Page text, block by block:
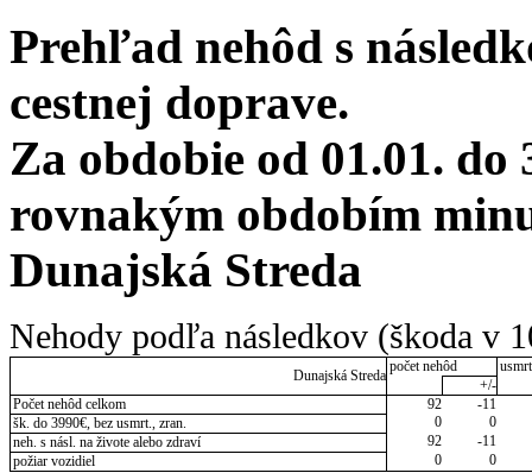
Prehľad nehôd s
cestnej doprave.
Za obdobie od 01.01. do
rovnakým obdobím
Dunajská Streda
Nehody podľa následkov (škoda v
Dunajská Streda
počet nehôd
+/-
Počet nehôd celkom
92
-11
šk. do 3990€, bez usmrt., zran.
0
0
neh. s násl. na živote alebo zdraví
92
-11
požiar vozidiel
0 0